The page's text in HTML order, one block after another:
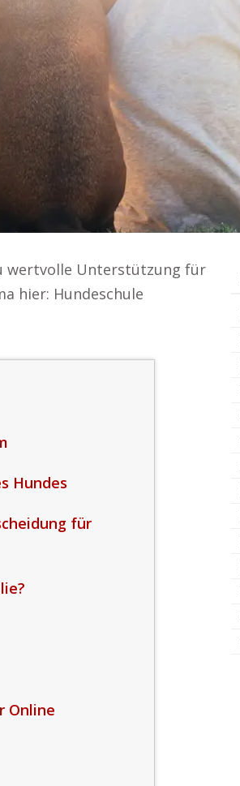
wertvolle Unterstützung für
hier: Hundeschule
Hundes
für
Online